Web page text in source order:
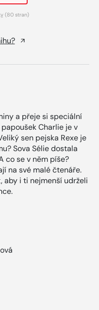
(80 stran)
a přeje si speciální
Charlie je v
sen pejska Rexe je
Sova Sélie dostala
co se v něm píše?
na své malé čtenáře.
aby i ti nejmenší udrželi